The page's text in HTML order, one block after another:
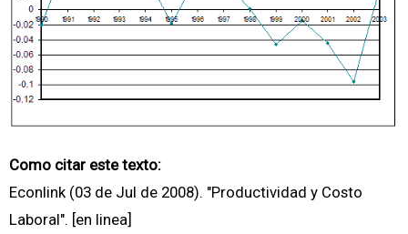
Como citar este texto:
Econlink (03 de Jul de 2008). "Productividad y Costo
Laboral". [en linea]